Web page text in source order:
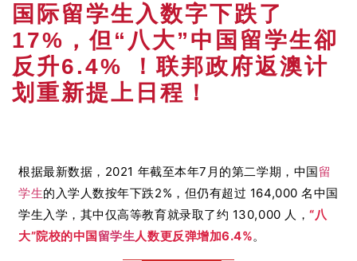
国际留学生入数字下跌了
17%，但“八大”中国留学生卻
反升6.4% ！联邦政府返澳计
划重新提上日程！
根据最新数据，2021 年截至本年7月的第二学期，中国留
学生的入学人数按年下跌2%，但仍有超过 164,000 名中国
学生入学，其中仅高等教育就录取了约 130,000 人，“八
大”院校的中国留学生人数更反弹增加6.4%。